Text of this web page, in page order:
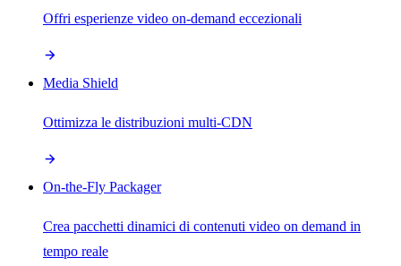
Offri esperienze video on-demand eccezionali
Media Shield
Ottimizza le distribuzioni multi-CDN
On-the-Fly Packager
Crea pacchetti dinamici di contenuti video on demand in
tempo reale